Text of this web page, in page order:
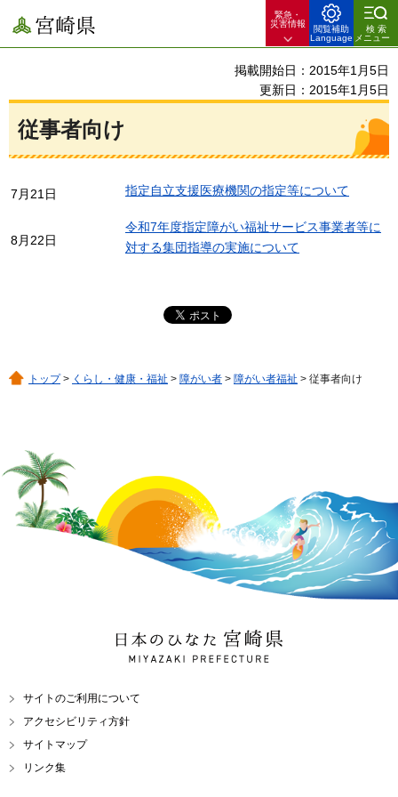
宮崎県
緊急・
災害情報
閲覧補助
Language
検索
メニュー
掲載開始日：2015年1月5日
更新日：2015年1月5日
従事者向け
7月21日 指定自立支援医療機関の指定等について
8月22日
令和7年度指定障がい福祉サービス事業者等に
対する集団指導の実施について
トップ> くらし・健康・福祉 > 障がい者 > 障がい者福祉 > 従事者向け
日本のひなた 宮崎県
MIYAZAKI PREFECTURE
サイトのご利用について
アクセシビリティ方針
サイトマップ
リンク集